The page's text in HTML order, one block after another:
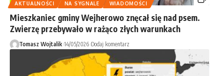
AKTUALNOŚCI
NA SYGNALE WIADOMOŚCI
Mieszkaniec gminy Wejherowo znęcał się nad psem.
Zwierzę przebywało w rażąco złych warunkach
Tomasz Wojtalik 14/05/2026 Dodaj komentarz